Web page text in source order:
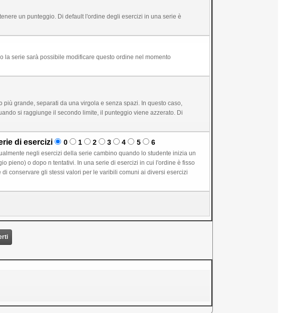
serie sarà possibile modificare questo ordine nel momento
grande, separati da una virgola e senza spazi. In questo caso,
si raggiunge il secondo limite, il punteggio viene azzerato. Di
di esercizi 0 1 2 3 4 5 6